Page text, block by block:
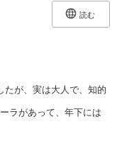
読む
たが、実は大人で、知的
ラがあって、年下には